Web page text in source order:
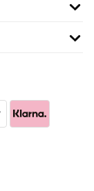
31/07/2025